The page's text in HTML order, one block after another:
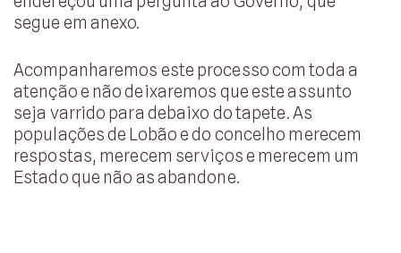
segue em anexo.
Acompanharemos este processo com toda a
atenção e não deixaremos que este assunto
seja varrido para debaixo do tapete. As
populações de Lobão e do concelho merecem
respostas, merecem serviços e merecem um
Estado que não as abandone.